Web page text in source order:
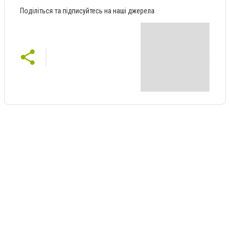
Поділіться та підписуйтесь на наші джерела